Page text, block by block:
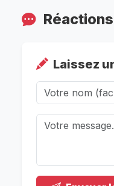
Laissez